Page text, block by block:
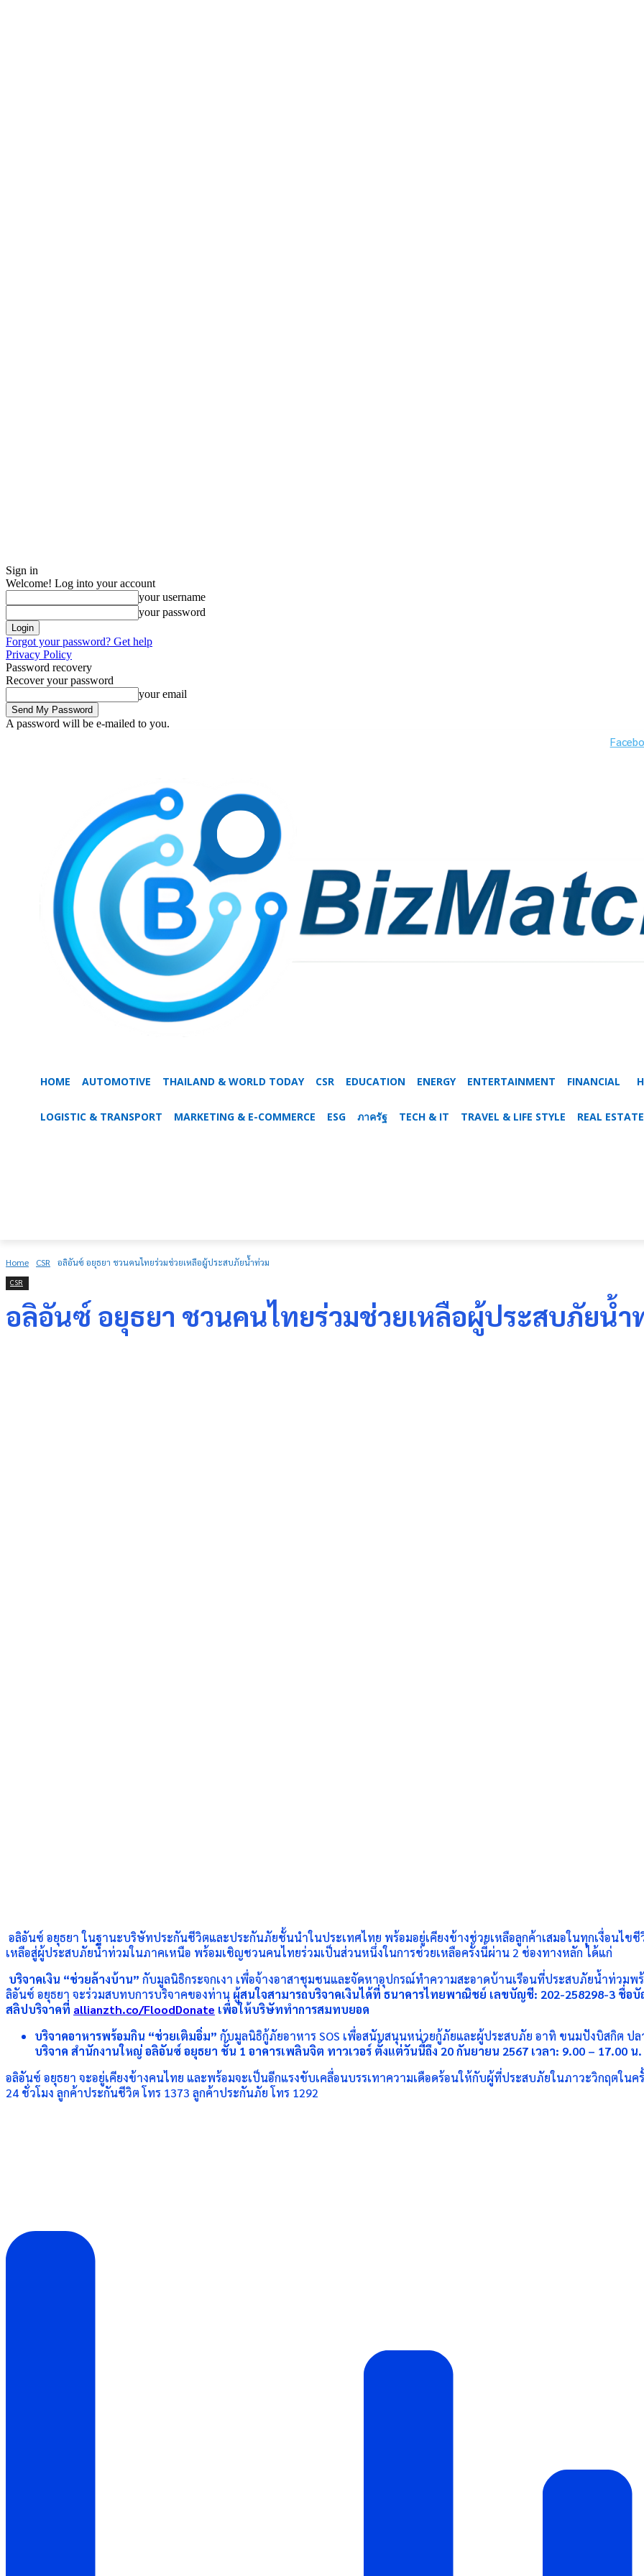
Sign in
Welcome! Log into your account
your username
your password
Forgot your password? Get help
Privacy Policy
Password recovery
Recover your password
your email
A password will be e-mailed to you.
HOME AUTOMOTIVE THAILAND & WORLD TODAY CSR EDUCATION ENERGY ENTERTAINMENT FINANCIAL
LOGISTIC & TRANSPORT MARKETING & E-COMMERCE ESG ภาครัฐ TECH & IT TRAVEL & LIFE STYLE REAL ESTATE
Home CSR อลิอันซ์ อยุธยา ชวนคนไทยร่วมช่วยเหลือผู้ประสบภัยน้ำท่วม
CSR
อลิอันซ์ อยุธยา ชวนคนไทยร่วมช่วยเหลือผู้ประสบภัยน้ำ
อลิอันซ์ อยุธยา ในฐานะบริษัทประกันชีวิตและประกันภัยชั้นนำในประเทศไทย พร้อมอยู่เคียงข้างช่วยเหลือลูกค้าเสมอในทุกเงื่อนไข
เหลือสู่ผู้ประสบภัยน้ำท่วมในภาคเหนือ พร้อมเชิญชวนคนไทยร่วมเป็นส่วนหนึ่งในการช่วยเหลือครั้งนี้ผ่าน 2 ช่องทางหลัก ได้แก่
บริจาคเงิน “ช่วยล้างบ้าน” กับมูลนิธิกระจกเงา เพื่อจ้างอาสาชุมชนและจัดหาอุปกรณ์ทำความสะอาดบ้านเรือนที่ประสบภัยน้ำท่วม
ลิอันซ์ อยุธยา จะร่วมสบทบการบริจาคของท่าน ผู้สนใจสามารถบริจาคเงินได้ที่ ธนาคารไทยพาณิชย์ เลขบัญชี: 202-258298-3 ชื่อ
สลิปบริจาคที่ allianzth.co/FloodDonate เพื่อให้บริษัททำการสมทบยอด
บริจาคอาหารพร้อมกิน “ช่วยเติมอิ่ม” กับมูลนิธิกู้ภัยอาหาร SOS เพื่อสนับสนุนหน่วยกู้ภัยและผู้ประสบภัย อาทิ ขนมปังบิสกิต ปล
บริจาค สำนักงานใหญ่ อลิอันซ์ อยุธยา ชั้น 1 อาคารเพลินจิต ทาวเวอร์ ตั้งแต่วันนี้ถึง 20 กันยายน 2567 เวลา: 9.00 – 17.00 น.
อลิอันซ์ อยุธยา จะอยู่เคียงข้างคนไทย และพร้อมจะเป็นอีกแรงขับเคลื่อนบรรเทาความเดือดร้อนให้กับผู้ที่ประสบภัยในภาวะวิกฤตใน
24 ชั่วโมง ลูกค้าประกันชีวิต โทร 1373 ลูกค้าประกันภัย โทร 1292